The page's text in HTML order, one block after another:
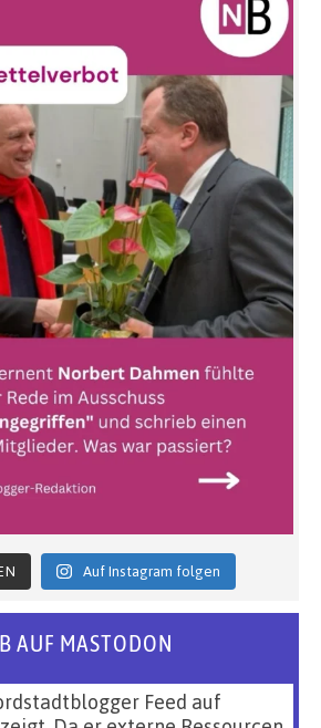
Auf Instagram folgen
AUF MASTODON
Feed auf